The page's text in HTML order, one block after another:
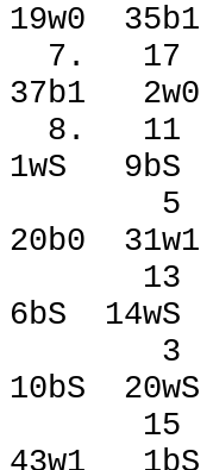
19w0
7. 17
37b1
8. 11
1wЅ
5
20b0
13
6bЅ
3
10bЅ
15
43w1